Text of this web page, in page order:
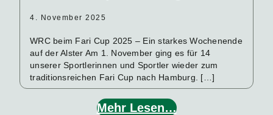
4. November 2025
WRC beim Fari Cup 2025 – Ein starkes Wochenende
auf der Alster Am 1. November ging es für 14
unserer Sportlerinnen und Sportler wieder zum
traditionsreichen Fari Cup nach Hamburg. […]
Mehr Lesen…